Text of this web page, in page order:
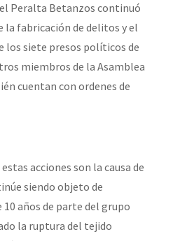
Peralta Betanzos continuó
la fabricación de delitos y el
los siete presos políticos de
miembros de la Asamblea
cuentan con ordenes de
acciones son la causa de
siendo objeto de
años de parte del grupo
la ruptura del tejido